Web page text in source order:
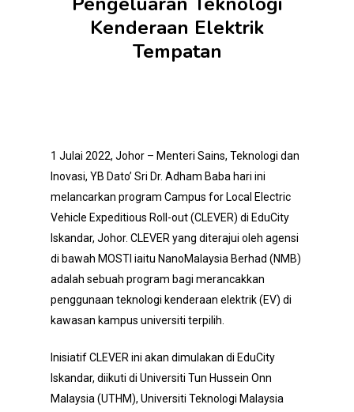
Kenderaan Elektrik
Tempatan
1 Julai 2022, Johor – Menteri Sains, Teknologi dan
Inovasi, YB Dato’ Sri Dr. Adham Baba hari ini
melancarkan program Campus for Local Electric
Vehicle Expeditious Roll-out (CLEVER) di EduCity
Iskandar, Johor. CLEVER yang diterajui oleh agensi
di bawah MOSTI iaitu NanoMalaysia Berhad (NMB)
adalah sebuah program bagi merancakkan
penggunaan teknologi kenderaan elektrik (EV) di
kawasan kampus universiti terpilih.
Inisiatif CLEVER ini akan dimulakan di EduCity
Iskandar, diikuti di Universiti Tun Hussein Onn
Malaysia (UTHM), Universiti Teknologi Malaysia